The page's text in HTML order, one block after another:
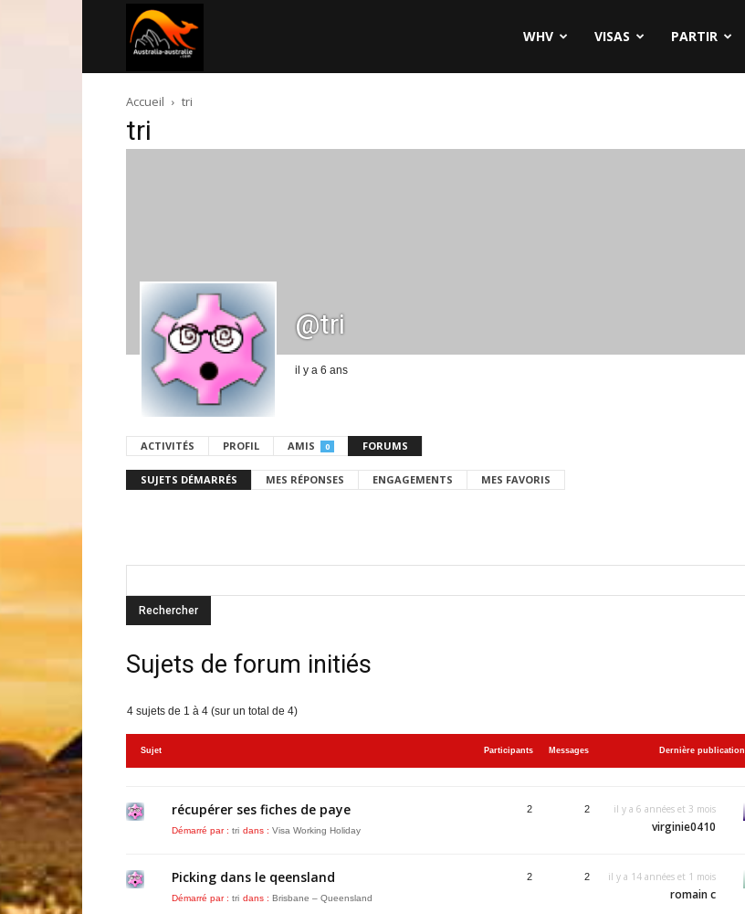
WHV VISAS PARTIR
Accueil tri
tri
@tri
il y a 6 ans
ACTIVITÉS PROFIL AMIS 0 FORUMS
SUJETS DÉMARRÉS MES RÉPONSES ENGAGEMENTS MES FAVORIS
Sujets de forum initiés
4 sujets de 1 à 4 (sur un total de 4)
Sujet Participants Messages Dernière publication
récupérer ses fiches de paye
Démarré par : tri dans : Visa Working Holiday
2 2 il y a 6 années et 3 mois
virginie0410
Picking dans le qeensland
Démarré par : tri dans : Brisbane – Queensland
2 2 il y a 14 années et 1 mois
romain c